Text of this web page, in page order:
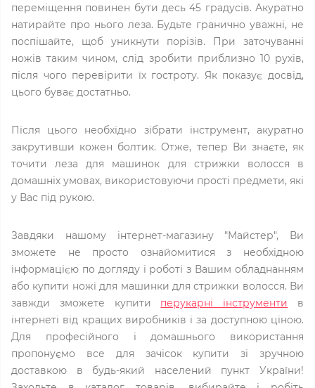
переміщення повинен бути десь 45 градусів. Акуратно
натирайте про нього леза. Будьте гранично уважні, не
поспішайте, щоб уникнути порізів. При заточуванні
ножів таким чином, слід зробити приблизно 10 рухів,
після чого перевірити їх гостроту. Як показує досвід,
цього буває достатньо.
Після цього необхідно зібрати інструмент, акуратно
закрутивши кожен болтик. Отже, тепер Ви знаєте, як
точити леза для машинок для стрижки волосся в
домашніх умовах, використовуючи прості предмети, які
у Вас під рукою.
Завдяки нашому інтернет-магазину "Майстер", Ви
зможете не просто ознайомитися з необхідною
інформацією по догляду і роботі з Вашим обладнанням
або купити ножі для машинки для стрижки волосся. Ви
завжди зможете купити перукарні інструменти в
інтернеті від кращих виробників і за доступною ціною.
Для професійного і домашнього використання
пропонуємо все для зачісок купити зі зручною
доставкою в будь-який населений пункт України!